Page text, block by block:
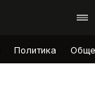
Политика